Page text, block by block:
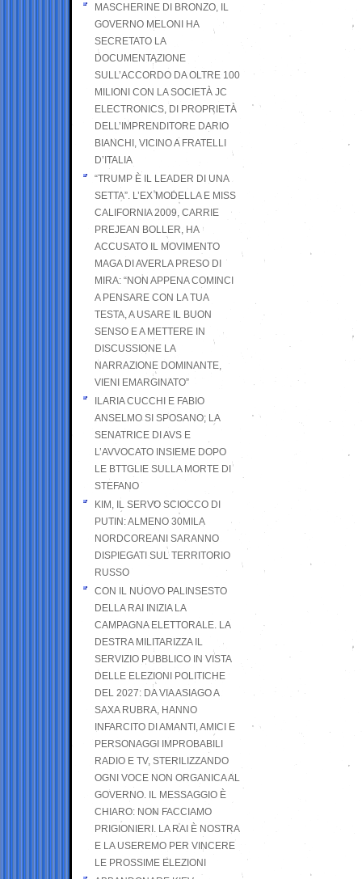
MASCHERINE DI BRONZO, IL
GOVERNO MELONI HA
SECRETATO LA
DOCUMENTAZIONE
SULL’ACCORDO DA OLTRE 100
MILIONI CON LA SOCIETÀ JC
ELECTRONICS, DI PROPRIETÀ
DELL’IMPRENDITORE DARIO
BIANCHI, VICINO A FRATELLI
D’ITALIA
“TRUMP È IL LEADER DI UNA
SETTA”. L’EX MODELLA E MISS
CALIFORNIA 2009, CARRIE
PREJEAN BOLLER, HA
ACCUSATO IL MOVIMENTO
MAGA DI AVERLA PRESO DI
MIRA: “NON APPENA COMINCI
A PENSARE CON LA TUA
TESTA, A USARE IL BUON
SENSO E A METTERE IN
DISCUSSIONE LA
NARRAZIONE DOMINANTE,
VIENI EMARGINATO”
ILARIA CUCCHI E FABIO
ANSELMO SI SPOSANO; LA
SENATRICE DI AVS E
L’AVVOCATO INSIEME DOPO
LE BTTGLIE SULLA MORTE DI
STEFANO
KIM, IL SERVO SCIOCCO DI
PUTIN: ALMENO 30MILA
NORDCOREANI SARANNO
DISPIEGATI SUL TERRITORIO
RUSSO
CON IL NUOVO PALINSESTO
DELLA RAI INIZIA LA
CAMPAGNA ELETTORALE. LA
DESTRA MILITARIZZA IL
SERVIZIO PUBBLICO IN VISTA
DELLE ELEZIONI POLITICHE
DEL 2027: DA VIA ASIAGO A
SAXA RUBRA, HANNO
INFARCITO DI AMANTI, AMICI E
PERSONAGGI IMPROBABILI
RADIO E TV, STERILIZZANDO
OGNI VOCE NON ORGANICA AL
GOVERNO. IL MESSAGGIO È
CHIARO: NON FACCIAMO
PRIGIONIERI. LA RAI È NOSTRA
E LA USEREMO PER VINCERE
LE PROSSIME ELEZIONI